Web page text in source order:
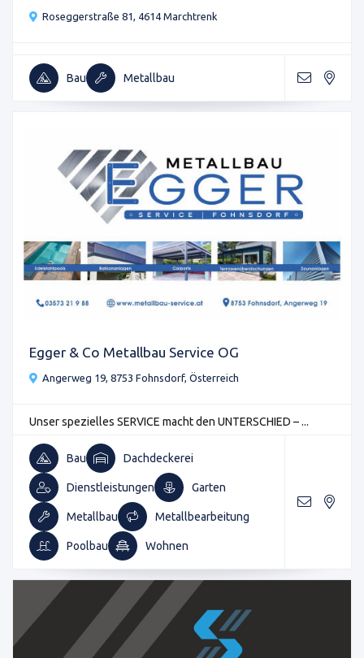
Roseggerstraße 81, 4614 Marchtrenk
Bau Metallbau
Egger & Co Metallbau Service OG
Angerweg 19, 8753 Fohnsdorf, Österreich
Unser spezielles SERVICE macht den UNTERSCHIED – ...
Bau Dachdeckerei
Dienstleistungen Garten
Metallbau Metallbearbeitung
Poolbau Wohnen